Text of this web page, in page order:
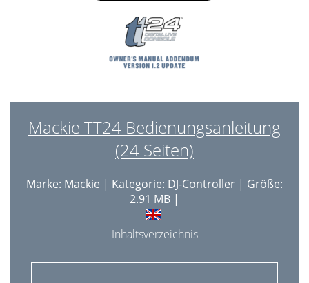
Mackie TT24 Bedienungsanleitung
(24 Seiten)
Marke: Mackie | Kategorie: DJ-Controller | Größe:
2.91 MB |
Inhaltsverzeichnis